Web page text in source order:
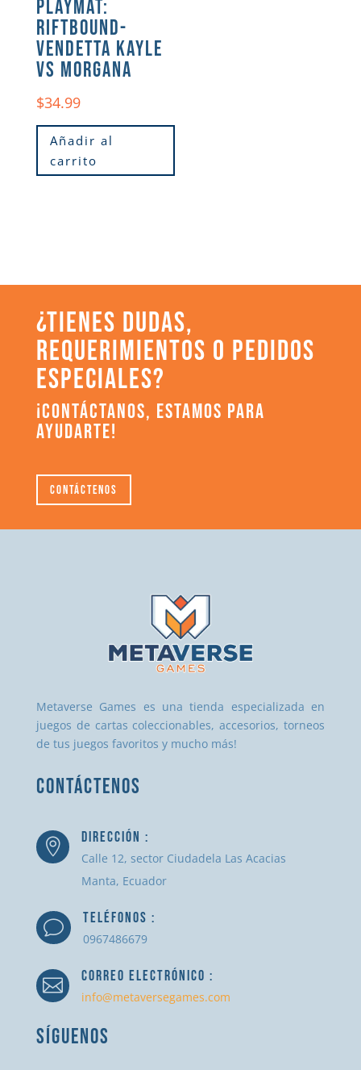
PLAYMAT:
RIFTBOUND-
VENDETTA KAYLE
VS MORGANA
$34.99
Añadir al
carrito
¿TIENES DUDAS,
REQUERIMIENTOS O PEDIDOS
ESPECIALES?
¡CONTÁCTANOS, ESTAMOS PARA
AYUDARTE!
Contáctenos
Metaverse Games es una tienda especializada en
juegos de cartas coleccionables, accesorios, torneos
de tus juegos favoritos y mucho más!
CONTÁCTENOS
 DIRECCIÓN :
Calle 12, sector Ciudadela Las Acacias
Manta, Ecuador
v TELÉFONOS :
0967486679
 CORREO ELECTRÓNICO :
info@metaversegames.com
SÍGUENOS